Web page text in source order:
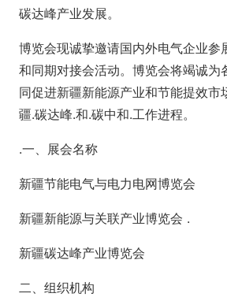
碳达峰产业发展。
博览会现诚挚邀请国内外电气企业参
和同期对接会活动。博览会将竭诚为
同促进新疆新能源产业和节能提效市
疆.碳达峰.和.碳中和.工作进程。
.一、展会名称
新疆节能电气与电力电网博览会
新疆新能源与关联产业博览会 .
新疆碳达峰产业博览会
二、组织机构